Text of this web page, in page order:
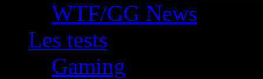
WTF/GG News
Les tests
Gaming